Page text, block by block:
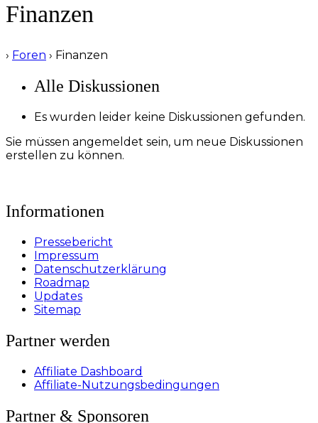
Finanzen
› Foren › Finanzen
Alle Diskussionen
Es wurden leider keine Diskussionen gefunden.
Sie müssen angemeldet sein, um neue Diskussionen
erstellen zu können.
Informationen
Pressebericht
Impressum
Datenschutzerklärung
Roadmap
Updates
Sitemap
Partner werden
Affiliate Dashboard
Affiliate-Nutzungsbedingungen
Partner & Sponsoren